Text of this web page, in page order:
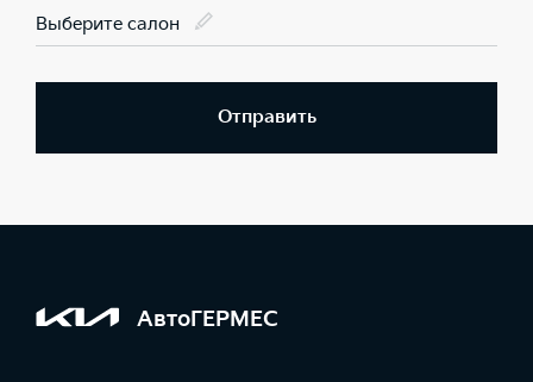
Выберите салон
Отправить
АвтоГЕРМЕС